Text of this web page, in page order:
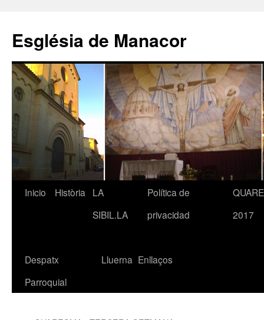
contenido
Església de Manacor
Inicio Història
LA
SIBIL.LA
Política de
privacidad
2017
Despatx
Parroquial
Lluerna Enllaços